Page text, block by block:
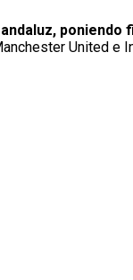
poniendo
United e